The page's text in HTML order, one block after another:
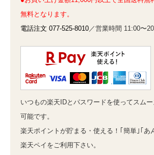
無料となります。
電話注文 077-525-8010 ／営業時間 11:00〜
いつもの楽天IDとパスワードを使ってスム
可能です。
楽天ポイントが貯まる・使える！｢簡単｣｢あ
楽天ペイをご利用下さい。